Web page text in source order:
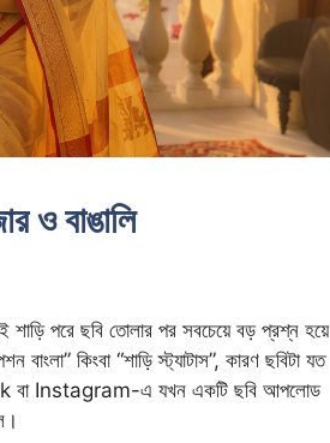
ও বাঙালি
পরে ছবি তোলার পর সবচেয়ে বড় প্রশ্ন হয়ে
কিংবা “শাড়ি স্ট্যাটাস”, কারণ ছবিটা যত
বা Instagram-এ যখন একটি ছবি আপলোড